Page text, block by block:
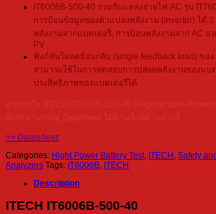
IT6006B-500-40 ร่วมกับแหล่งจ่ายไฟ AC รุ่น
การป้อนข้อมูลของตัวแปลงพลังงาน (inverter) ได้
พลังงานจากแบตเตอรี่, การป้อนพลังงานจาก AC แ
PV
ฟังก์ชันโหลดย้อนกลับ (single feedback load) ของ
สามารถใช้ในการทดสอบการปล่อยพลังงานของแบต
ประสิทธิภาพของแบตเตอรี่ได้
>> Datasheet
Categories: Hight Power Battery Test, ITECH , Safety
Analyzers Tags: IT6006B, ITECH
Description
ITECH IT6006B-500-40